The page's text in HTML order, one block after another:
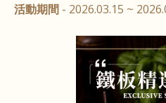
活動期間 - 2026.03.15 ~